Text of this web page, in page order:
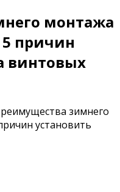
монтажа
причин
винтовых
зимнего
установить